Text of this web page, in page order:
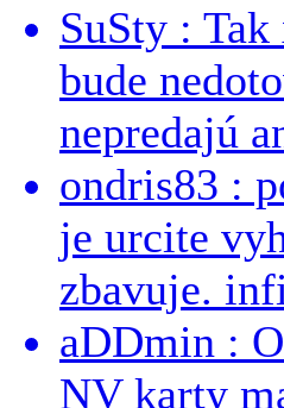
SuSty :
bude
nepredajú
ondris83 :
je urcite
zbavuje.
aDDmin :
NV karty